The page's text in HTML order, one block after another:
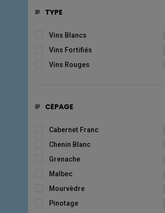
TYPE
Vins Blancs
Vins Fortifiés
Vins Rouges
CÉPAGE
Cabernet Franc
Chenin Blanc
Grenache
Malbec
Mourvèdre
Pinotage